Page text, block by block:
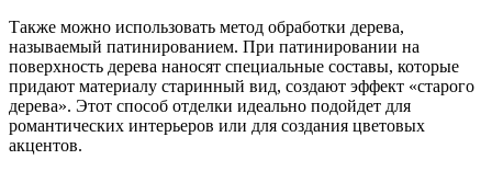
Также можно использовать метод обработки дерева,
называемый патинированием. При патинировании на
поверхность дерева наносят специальные составы, которые
придают материалу старинный вид, создают эффект «старого
дерева». Этот способ отделки идеально подойдет для
романтических интерьеров или для создания цветовых
акцентов.